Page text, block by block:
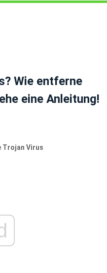
Wie entferne
eine Anleitung!
Trojan Virus